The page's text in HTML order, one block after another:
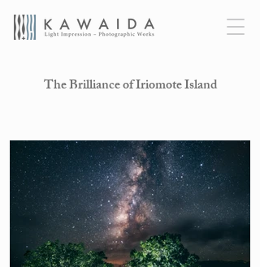
The Brilliance of Iriomote Island